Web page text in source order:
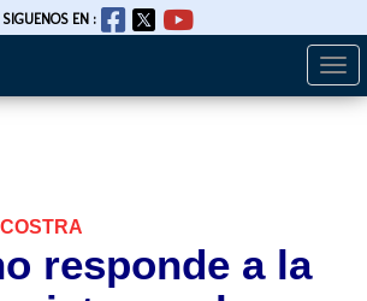
SIGUENOS EN :
responde a la